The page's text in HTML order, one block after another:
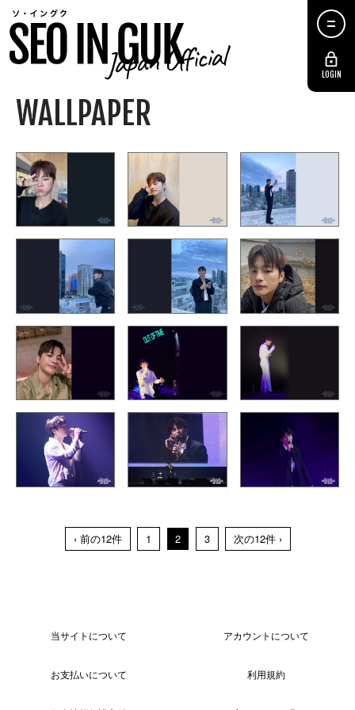
LOGIN
WALLPAPER
‹ 前の12件 1 2 3 次の12件 ›
当サイトについて アカウントについて
お支払いについて 利用規約